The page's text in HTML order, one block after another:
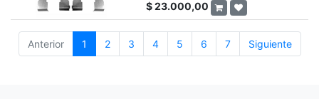
$23.000,00
Anterior 1 2 3 4 5 6 7 Siguiente